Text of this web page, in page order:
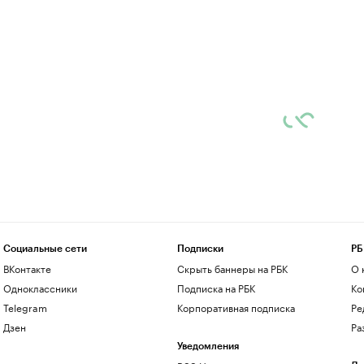
Социальные сети
ВКонтакте
Одноклассники
Telegram
Дзен
Подписки
Скрыть баннеры на РБК
Подписка на РБК
Корпоративная подписка
Уведомления
О